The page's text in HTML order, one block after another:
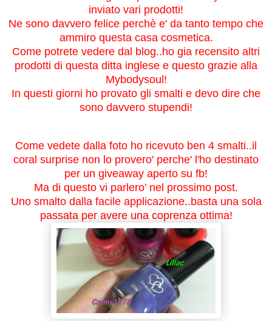
inviato vari prodotti!
Ne sono davvero felice perchè e' da tanto tempo che
ammiro questa casa cosmetica.
Come potrete vedere dal blog..ho gia recensito altri
prodotti di questa ditta inglese e questo grazie alla
Mybodysoul!
In questi giorni ho provato gli smalti e devo dire che
sono davvero stupendi!
Come vedete dalla foto ho ricevuto ben 4 smalti..il
coral surprise non lo provero' perche' l'ho destinato
per un giveaway aperto su fb!
Ma di questo vi parlero' nel prossimo post.
Uno smalto dalla facile applicazione..basta una sola
passata per avere una coprenza ottima!